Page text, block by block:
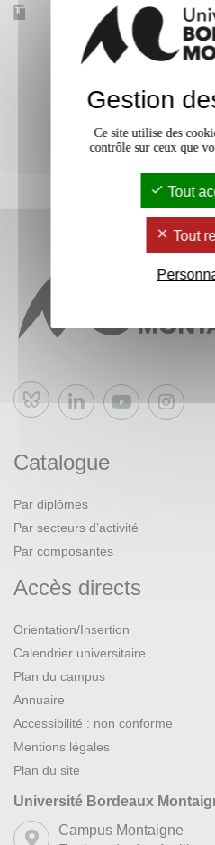
Accessible à distance
Bluesky
Catalogue
Par diplômes
Par secteurs d’activité
Par composantes
Accès directs
Orientation/Insertion
Calendrier universitaire
Plan du campus
Annuaire
Accessibilité : non conforme
Mentions légales
Plan du site
Université Bordeaux
Campus Montaigne
Gestion
Ce site utilise des
contrôle sur ceux que
Tout
Tout